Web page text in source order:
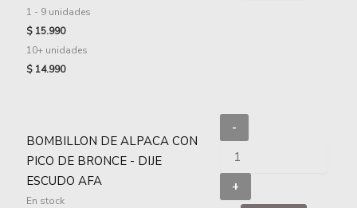
1 - 9 unidades
$ 15.990
10+ unidades
$ 14.990
BOMBILLON DE ALPACA CON
PICO DE BRONCE - DIJE
ESCUDO AFA
En stock
-
+